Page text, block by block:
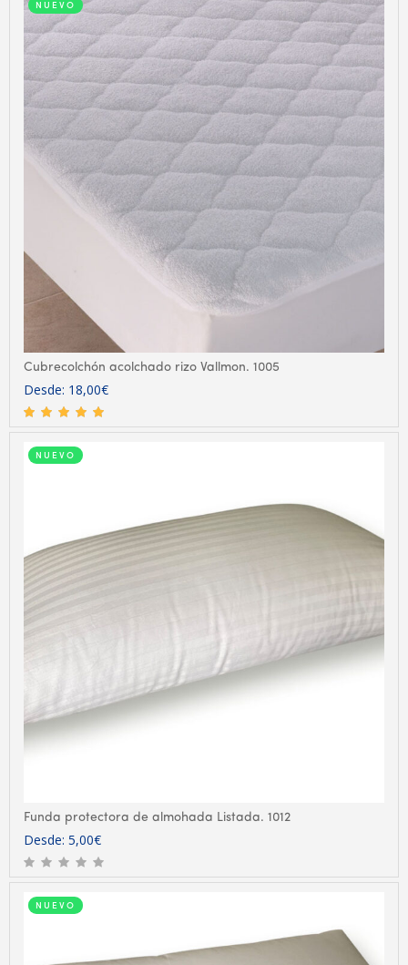
NUEVO
Cubrecolchón acolchado rizo Vallmon. 1005
Desde: 18,00€
NUEVO
Funda protectora de almohada Listada. 1012
Desde: 5,00€
NUEVO